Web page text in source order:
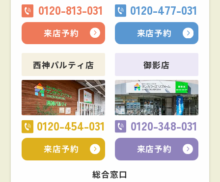
0120-813-031
来店予約
0120-477-031
来店予約
西神パルティ店
0120-454-031
来店予約
御影店
0120-348-031
来店予約
総合窓口